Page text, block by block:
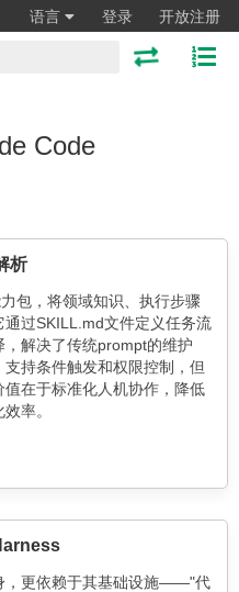
语言 登录 开放注册
Code
析
包，将领域知识、执行步骤
过SKILL.md文件定义任务流
解决了传统prompt的维护
持条件触发和权限控制，但
在于标准化人机协作，降低
率。
，更依赖于其基础设施——"代